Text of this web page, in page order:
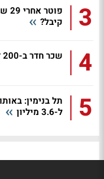
3
קיבל?
4 שכר חדר ב-200 דולר - וזכה במחצית מדירת המנוחה
5
ל-3.6 מיליון